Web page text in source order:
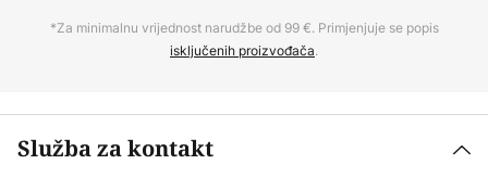
*Za minimalnu vrijednost narudžbe od 99 €. Primjenjuje se popis
isključenih proizvođača.
Služba za kontakt